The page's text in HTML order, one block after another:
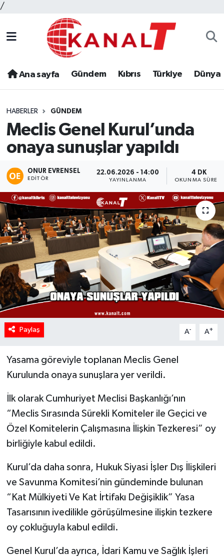
/
Ana sayfa Gündem Kıbrıs Türkiye Dünya
HABERLER GÜNDEM
Meclis Genel Kurul’unda
onaya sunuşlar yapıldı
ONUR EVRENSEL
EDITÖR
22.06.2026 - 14:00
YAYINLANMA
4 DK
OKUNMA SÜRESI
Paylaş A- A+
Yasama göreviyle toplanan Meclis Genel
Kurulunda onaya sunuşlara yer verildi.
İlk olarak Cumhuriyet Meclisi Başkanlığı’nın
“Meclis Sırasında Sürekli Komiteler ile Geçici ve
Özel Komitelerin Çalışmasına İlişkin Tezkeresi” oy
birliğiyle kabul edildi.
Kurul’da daha sonra, Hukuk Siyasi İşler Dış İlişkileri
ve Savunma Komitesi’nin gündeminde bulunan
“Kat Mülkiyeti Ve Kat İrtifakı Değişiklik” Yasa
Tasarısının ivedilikle görüşülmesine ilişkin tezkere
oy çokluğuyla kabul edildi.
Genel Kurul’da ayrıca, İdari Kamu ve Sağlık İşleri